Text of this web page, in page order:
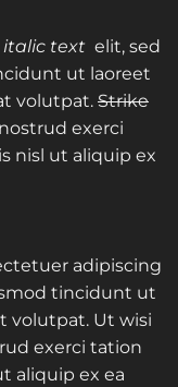
italic text elit, sed
ut laoreet
volutpat. Strike
exerci
nisl ut aliquip ex
adipiscing
tincidunt ut
volutpat. Ut wisi
exerci tation
aliquip ex ea